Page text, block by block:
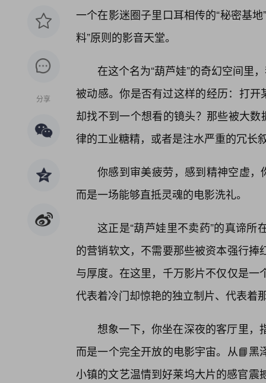
分享
一个在影迷圈子里口耳相传的“秘密基
料”原则的影音天堂。
在这个名为“葫芦娃”的奇幻空间里
被动感。你是否有过这样的经历：打
却找不到一个想看的镜头？那些被大
律的工业糖精，或者是注水严重的冗长
你感到审美疲劳，感到精神空虚，
而是一场能够直抵灵魂的电影洗礼。
这正是“葫芦娃里不卖药”的真谛
的营销软文，不需要那些被资本强行
与厚度。在这里，千万影片不仅仅是
代表着冷门却惊艳的独立制片、代表着
想象一下，你坐在深夜的客厅里，
而是一个完全开放的电影宇宙。从📘
小镇的文艺温情到好莱坞大片的感官